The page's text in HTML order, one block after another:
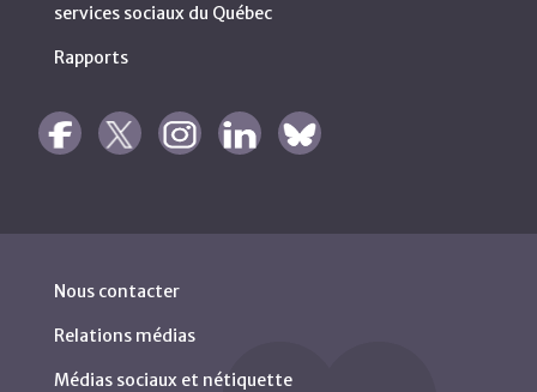
services sociaux du Québec
Rapports
Nous contacter
Relations médias
Médias sociaux et nétiquette